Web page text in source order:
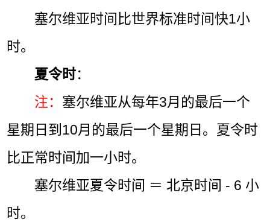
塞尔维亚时间比世界标准时间快1小
时。
夏令时：
注： 塞尔维亚从每年3月的最后一个
星期日到10月的最后一个星期日。夏令时
比正常时间加一小时。
塞尔维亚夏令时间 ＝ 北京时间 - 6 小
时。